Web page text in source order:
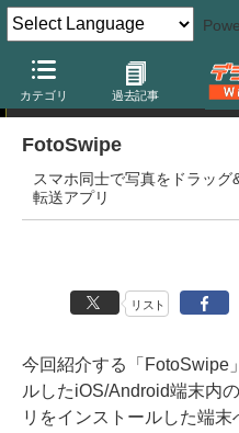
カテゴリ 過去記事
フォトアプリガイド
FotoSwipe
スマホ同士で写真をドラッ
転送アプリ
リスト
今回紹介する「FotoSwipe
ルしたiOS/Android端末内
リをインストールした端